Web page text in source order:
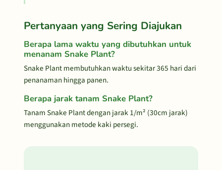
Pertanyaan yang Sering Diajukan
Berapa lama waktu yang dibutuhkan untuk
menanam Snake Plant?
Snake Plant membutuhkan waktu sekitar 365 hari dari
penanaman hingga panen.
Berapa jarak tanam Snake Plant?
Tanam Snake Plant dengan jarak 1/m² (30cm jarak)
menggunakan metode kaki persegi.